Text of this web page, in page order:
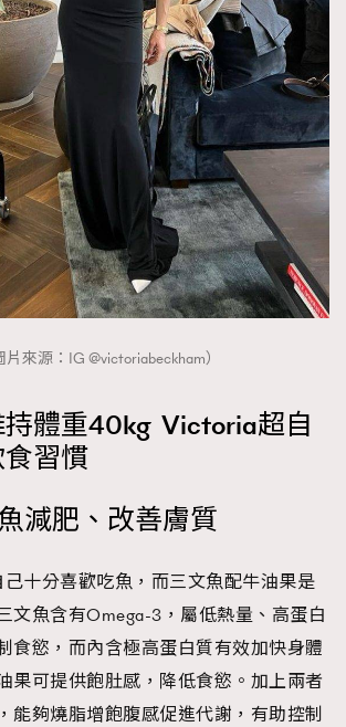
片來源：IG @victoriabeckham）
持體重40kg Victoria超自
習慣
減肥、改善膚質
十分喜歡吃魚，而三文魚配牛油果是
文魚含有Omega-3，屬低熱量、高蛋白
食慾，而內含極高蛋白質有效加快身體
果可提供飽肚感，降低食慾。加上兩者
能夠燒脂增飽腹感促進代謝，有助控制